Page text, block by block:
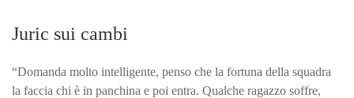
Juric sui cambi
“Domanda molto intelligente, penso che la fortuna della squadra
la faccia chi è in panchina e poi entra. Qualche ragazzo soffre,